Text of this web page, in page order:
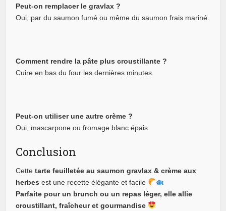
Peut-on remplacer le gravlax ?
Oui, par du saumon fumé ou même du saumon frais mariné.
Comment rendre la pâte plus croustillante ?
Cuire en bas du four les dernières minutes.
Peut-on utiliser une autre crème ?
Oui, mascarpone ou fromage blanc épais.
Conclusion
Cettetarte feuilletée au saumon gravlax & crème aux
herbes est une recette élégante et facile
Parfaite pour un brunch ou un repas léger, elle allie
croustillant, fraîcheur et gourmandise